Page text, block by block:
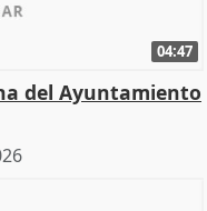
04:47
del Ayuntamiento